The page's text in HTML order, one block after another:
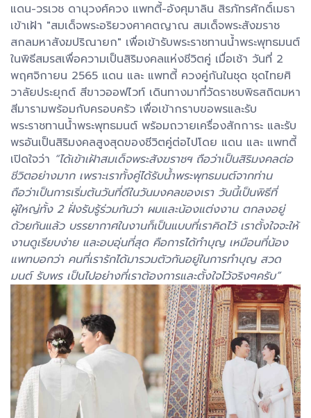
แดน-วรเวช ดานุวงศ์ควง แพทตี้-อังศุมาลิน สิรภัทรศักดิ์เมธา
เข้าเฝ้า "สมเด็จพระอริยวงศาคตญาณ สมเด็จพระสังฆราช
สกลมหาสังฆปริณายก" เพื่อเข้ารับพระราชทานน้ำพระพุทธมนต์
ในพิธีสมรสเพื่อความเป็นสิริมงคลแห่งชีวิตคู่ เมื่อเช้า วันที่ 2
พฤศจิกายน 2565 แดน และ แพทตี้ ควงคู่กันในชุด ชุดไทยศิ
วาลัยประยุกต์ สีขาวออฟไวท์ เดินทางมาที่วัดราชบพิธสถิตมหา
สีมารามพร้อมกับครอบครัว เพื่อเข้ากราบขอพรและรับ
พระราชทานน้ำพระพุทธมนต์ พร้อมถวายเครื่องสักการะ และรับ
พรอันเป็นสิริมงคลสูงสุดของชีวิตคู่ต่อไปโดย แดน และ แพทตี้
เปิดใจว่า “ได้เข้าเฝ้าสมเด็จพระสังฆราชฯ ถือว่าเป็นสิริมงคลต่อ
ชีวิตอย่างมาก เพราะเราทั้งคู่ได้รับน้ำพระพุทธมนต์จากท่าน
ถือว่าเป็นการเริ่มต้นวันที่ดีในวันมงคลของเรา วันนี้เป็นพิธีที่
ผู้ใหญ่ทั้ง 2 ฝั่งรับรู้ร่วมกันว่า ผมและน้องแต่งงาน ตกลงอยู่
ด้วยกันแล้ว บรรยากาศในงานก็เป็นแบบที่เราคิดไว้ เราตั้งใจจะให้
งานดูเรียบง่าย และอบอุ่นที่สุด คือการได้ทำบุญ เหมือนที่น้อง
แพทบอกว่า คนที่เรารักได้มารวมตัวกันอยู่ในการทำบุญ สวด
มนต์ รับพร เป็นไปอย่างที่เราต้องการและตั้งใจไว้จริงๆครับ”